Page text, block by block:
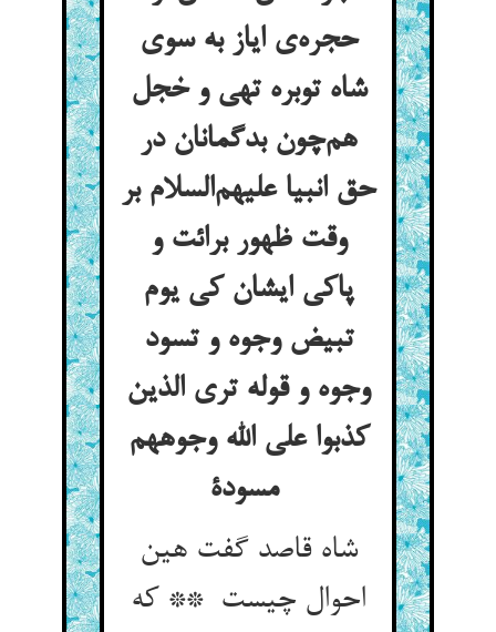
حجره‌ی ایاز به سوی
شاه توبره تهی و خجل
هم‌چون بدگمانان در
حق انبیا علیهم‌السلام بر
وقت ظهور برائت و
پاکی ایشان کی یوم
تبیض وجوه و تسود
وجوه و قوله تری الذین
کذبوا علی الله وجوههم
مسودة
شاه قاصد گفت هین
احوال چیست ** که